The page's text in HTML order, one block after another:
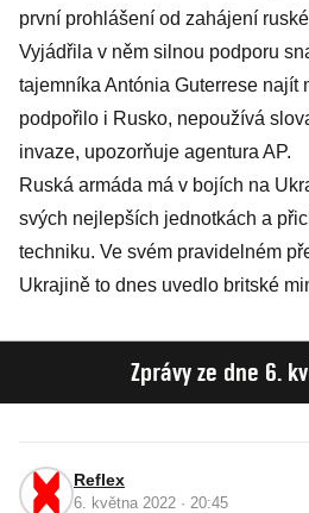
první prohlášení od zahájení
Vyjádřila v něm silnou podporu
tajemníka Antónia Guterrese najít
podpořilo i Rusko, nepoužívá
invaze, upozorňuje agentura AP.
Ruská armáda má v bojích na
svých nejlepších jednotkách a
techniku. Ve svém pravidelném
Ukrajině to dnes uvedlo britské
Zprávy ze dne 6.
Reflex
6. května 2022 · 20:45